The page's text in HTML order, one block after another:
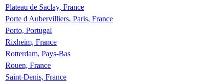
Plateau de Saclay, France
Porte d Aubervilliers, Paris, France
Porto, Portugal
Rixheim, France
Rotterdam, Pays-Bas
Rouen, France
Saint-Denis, France